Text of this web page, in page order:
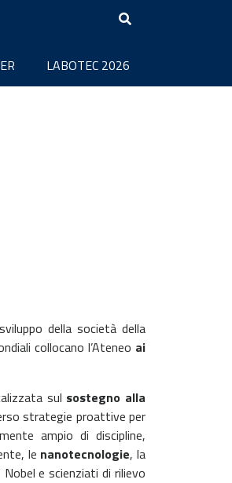
LABOTEC 2026
della società della
collocano l’Ateneo ai
sul sostegno alla
strategie proattive per
ampio di discipline,
le nanotecnologie, la
e scienziati di rilievo